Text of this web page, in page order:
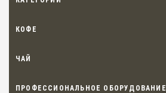
КОФЕ
ЧАЙ
ПРОФЕССИОНАЛЬНОЕ ОБОРУДОВАНИЕ